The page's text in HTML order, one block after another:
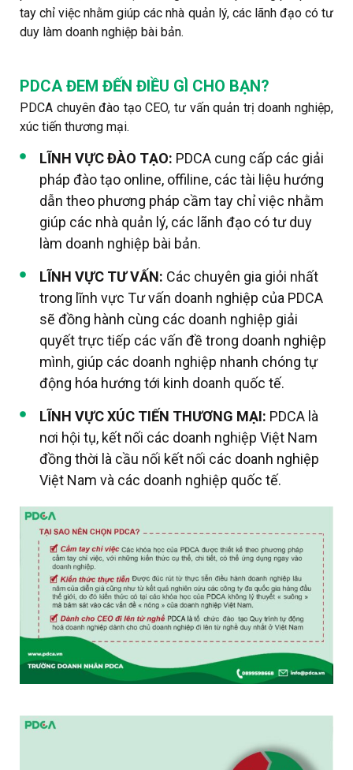
tay chỉ việc nhằm giúp các nhà quản lý, các lãnh đạo có tư
duy làm doanh nghiệp bài bản.
PDCA ĐEM ĐẾN ĐIỀU GÌ CHO BẠN?
PDCA chuyên đào tạo CEO, tư vấn quản trị doanh nghiệp,
xúc tiến thương mại.
LĨNH VỰC ĐÀO TẠO: PDCA cung cấp các giải
pháp đào tạo online, offiline, các tài liệu hướng
dẫn theo phương pháp cầm tay chỉ việc nhằm
giúp các nhà quản lý, các lãnh đạo có tư duy
làm doanh nghiệp bài bản.
LĨNH VỰC TƯ VẤN: Các chuyên gia giỏi nhất
trong lĩnh vực Tư vấn doanh nghiệp của PDCA
sẽ đồng hành cùng các doanh nghiệp giải
quyết trực tiếp các vấn đề trong doanh nghiệp
mình, giúp các doanh nghiệp nhanh chóng tự
động hóa hướng tới kinh doanh quốc tế.
LĨNH VỰC XÚC TIẾN THƯƠNG MẠI: PDCA là
nơi hội tụ, kết nối các doanh nghiệp Việt Nam
đồng thời là cầu nối kết nối các doanh nghiệp
Việt Nam và các doanh nghiệp quốc tế.